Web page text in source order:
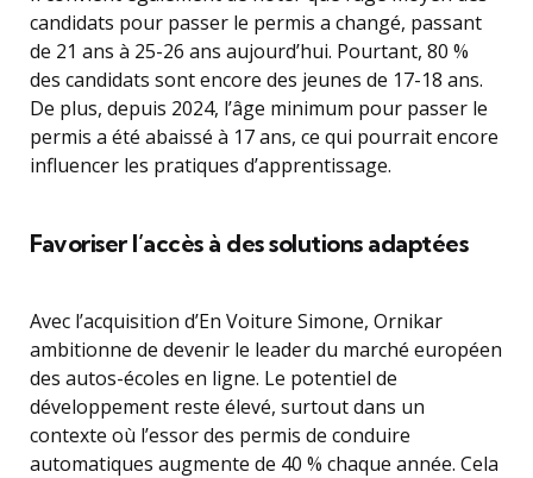
candidats pour passer le permis a changé, passant
de 21 ans à 25-26 ans aujourd’hui. Pourtant, 80 %
des candidats sont encore des jeunes de 17-18 ans.
De plus, depuis 2024, l’âge minimum pour passer le
permis a été abaissé à 17 ans, ce qui pourrait encore
influencer les pratiques d’apprentissage.
Favoriser l’accès à des solutions adaptées
Avec l’acquisition d’En Voiture Simone, Ornikar
ambitionne de devenir le leader du marché européen
des autos-écoles en ligne. Le potentiel de
développement reste élevé, surtout dans un
contexte où l’essor des permis de conduire
automatiques augmente de 40 % chaque année. Cela